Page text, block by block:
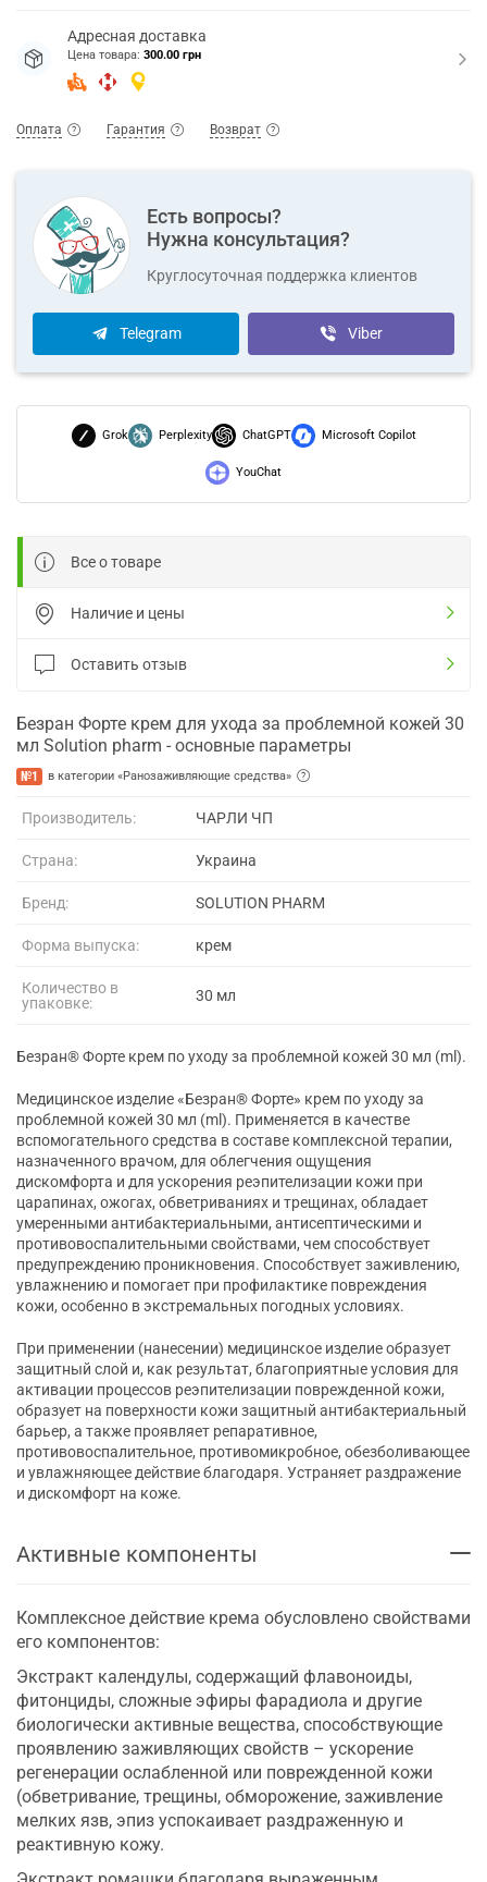
Адресная доставка
Цена товара: 300.00 грн
Оплата Гарантия Возврат
Есть вопросы?
Нужна консультация?
Круглосуточная поддержка клиентов
Telegram Viber
Grok Perplexity ChatGPT Microsoft Copilot
YouChat
Все о товаре
Наличие и цены
Оставить отзыв
Безран Форте крем для ухода за проблемной кожей 30
мл Solution pharm - основные параметры
№1 в категории «Ранозаживляющие средства»
Производитель: ЧАРЛИ ЧП
Страна: Украина
Бренд: SOLUTION PHARM
Форма выпуска: крем
Количество в
упаковке:
30 мл
Безран® Форте крем по уходу за проблемной кожей 30 мл (ml).
Медицинское изделие «Безран® Форте» крем по уходу за
проблемной кожей 30 мл (ml). Применяется в качестве
вспомогательного средства в составе комплексной терапии,
назначенного врачом, для облегчения ощущения
дискомфорта и для ускорения реэпителизации кожи при
царапинах, ожогах, обветриваниях и трещинах, обладает
умеренными антибактериальными, антисептическими и
противовоспалительными свойствами, чем способствует
предупреждению проникновения. Способствует заживлению,
увлажнению и помогает при профилактике повреждения
кожи, особенно в экстремальных погодных условиях.
При применении (нанесении) медицинское изделие образует
защитный слой и, как результат, благоприятные условия для
активации процессов реэпителизации поврежденной кожи,
образует на поверхности кожи защитный антибактериальный
барьер, а также проявляет репаративное,
противовоспалительное, противомикробное, обезболивающее
и увлажняющее действие благодаря. Устраняет раздражение
и дискомфорт на коже.
Активные компоненты
Комплексное действие крема обусловлено свойствами
его компонентов:
Экстракт календулы, содержащий флавоноиды,
фитонциды, сложные эфиры фарадиола и другие
биологически активные вещества, способствующие
проявлению заживляющих свойств – ускорение
регенерации ослабленной или поврежденной кожи
(обветривание, трещины, обморожение, заживление
мелких язв, эпиз успокаивает раздраженную и
реактивную кожу.